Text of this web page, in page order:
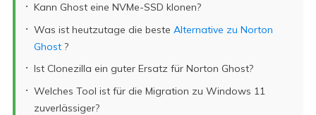
Kann Ghost eine NVMe-SSD klonen?
Was ist heutzutage die besteAlternative zu Norton
Ghost ?
Ist Clonezilla ein guter Ersatz für Norton Ghost?
Welches Tool ist für die Migration zu Windows 11
zuverlässiger?